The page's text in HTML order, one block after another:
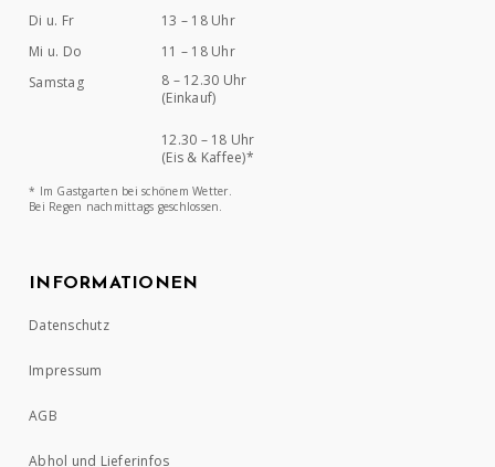
Di u. Fr
13 – 18 Uhr
Mi u. Do
11 – 18 Uhr
Samstag
8 – 12.30 Uhr
(Einkauf)
12.30 – 18 Uhr
(Eis & Kaffee)*
* Im Gastgarten bei schönem Wetter.
Bei Regen nachmittags geschlossen.
INFORMATIONEN
Datenschutz
Impressum
AGB
Abhol und Lieferinfos